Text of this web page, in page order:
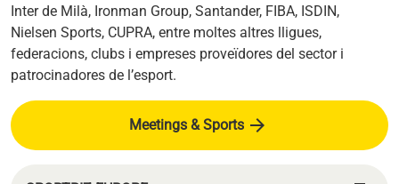
Inter de Milà, Ironman Group, Santander, FIBA, ISDIN,
Nielsen Sports, CUPRA, entre moltes altres lligues,
federacions, clubs i empreses proveïdores del sector i
patrocinadores de l’esport.
Meetings & Sports arrow_forward
s'obre en una pestanya nova